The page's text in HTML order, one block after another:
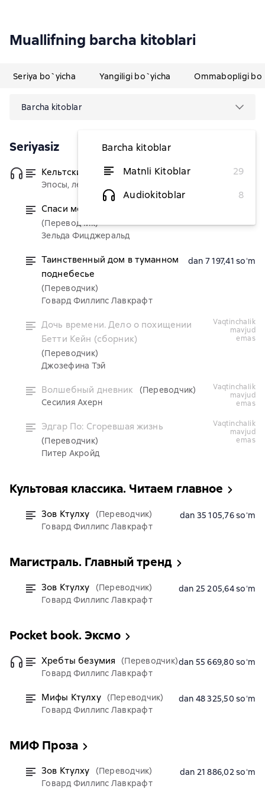
Muallifning barcha kitoblari
Seriya bo`yicha Yangiligi bo`yicha Ommabopligi
Barcha kitoblar
Barcha kitoblar
Matnli Kitoblar
29
Audiokitoblar
8
Seriyasiz
Кельтские мифы
(Переводчик)
Эпосы, легенды и сказания
dan 49 794,36 soʻm
Спаси меня, вальс
(Переводчик)
Зельда Фицджеральд
Таинственный дом в туманном
поднебесье
(Переводчик)
Говард Филлипс Лавкрафт
dan 7 197,41 soʻm
Дочь времени. Дело о похищении
Бетти Кейн (сборник)
(Переводчик)
Джозефина Тэй
vaqtinchalik
mavjud
emas
Волшебный дневник
(Переводчик)
Сесилия Ахерн
vaqtinchalik
mavjud
emas
Эдгар По: Сгоревшая жизнь
(Переводчик)
Питер Акройд
vaqtinchalik
mavjud
emas
Культовая классика. Читаем главное
Зов Ктулху
(Переводчик)
Говард Филлипс Лавкрафт
dan 35 105,76 soʻm
Магистраль. Главный тренд
Зов Ктулху
(Переводчик)
Говард Филлипс Лавкрафт
dan 25 205,64 soʻm
Pocket book. Эксмо
Хребты безумия
(Переводчик)
Говард Филлипс Лавкрафт
dan 55 669,80 soʻm
Мифы Ктулху (Переводчик)
Говард Филлипс Лавкрафт
dan 48 325,50 soʻm
МИФ Проза
Зов Ктулху
(Переводчик)
Говард Филлипс Лавкрафт
dan 21 886,02 soʻm